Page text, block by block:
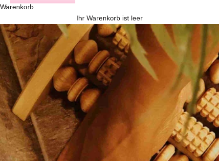
Warenkorb
Ihr Warenkorb ist leer